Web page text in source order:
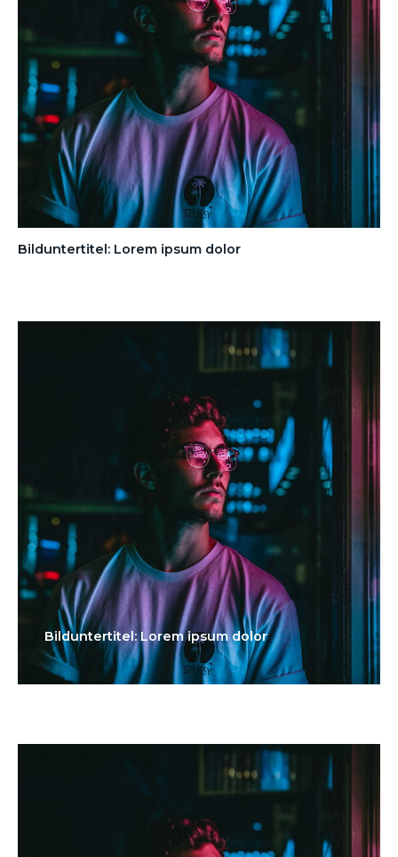
Bilduntertitel: Lorem ipsum dolor
Bilduntertitel: Lorem ipsum dolor